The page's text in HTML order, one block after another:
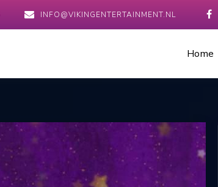
INFO@VIKINGENTERTAINMENT.NL
Home